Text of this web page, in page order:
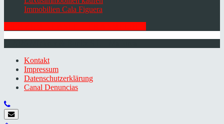
Immobilien Cala Figuera
Kontakt
Impressum
Datenschutzerklärung
Canal Denuncias